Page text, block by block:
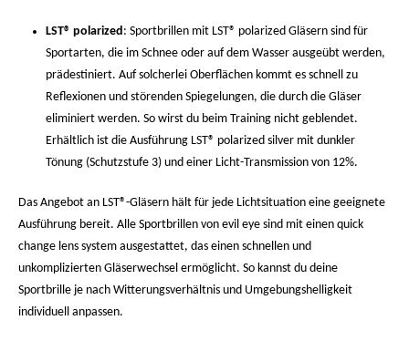
LST® polarized: Sportbrillen mit LST® polarized Gläsern sind für
Sportarten, die im Schnee oder auf dem Wasser ausgeübt werden,
prädestiniert. Auf solcherlei Oberflächen kommt es schnell zu
Reflexionen und störenden Spiegelungen, die durch die Gläser
eliminiert werden. So wirst du beim Training nicht geblendet.
Erhältlich ist die Ausführung LST® polarized silver mit dunkler
Tönung (Schutzstufe 3) und einer Licht-Transmission von 12%.
Das Angebot an LST®-Gläsern hält für jede Lichtsituation eine geeignete
Ausführung bereit. Alle Sportbrillen von evil eye sind mit einen quick
change lens system ausgestattet, das einen schnellen und
unkomplizierten Gläserwechsel ermöglicht. So kannst du deine
Sportbrille je nach Witterungsverhältnis und Umgebungshelligkeit
individuell anpassen.